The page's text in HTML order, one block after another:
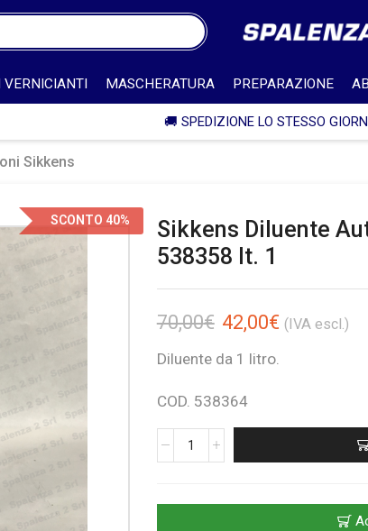
VERNICIANTI MASCHERATURA PREPARAZIONE
🎁 SPEDIZIONE IN ITALIA
Sikkens
SCONTO 40%
Sikkens Diluente
538358 lt. 1
70,00€ 42,00€ (IVA escl.)
Diluente da 1 litro.
COD. 538364